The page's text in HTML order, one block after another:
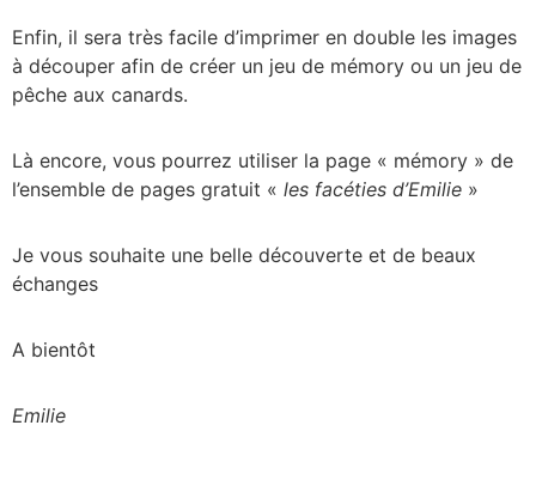
Enfin, il sera très facile d’imprimer en double les images
à découper afin de créer un jeu de mémory ou un jeu de
pêche aux canards.
Là encore, vous pourrez utiliser la page « mémory » de
l’ensemble de pages gratuit « les facéties d’Emilie »
Je vous souhaite une belle découverte et de beaux
échanges
A bientôt
Emilie